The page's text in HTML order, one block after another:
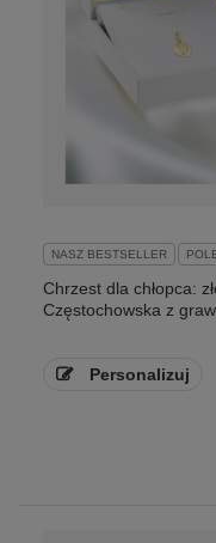
NASZ BESTSELLER
Chrzest dla chłopca:
Częstochowska z
Personalizuj